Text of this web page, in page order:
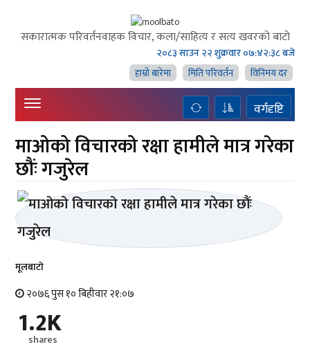
सकारात्मक परिवर्तनवाहक विचार, कला/साहित्य र सत्य खवरको बाटाे
२०८३ साउन २२ शुक्रवार०७:४२:३९ बजे
हाम्राे बारेमा
मिति परिवर्तन विनिमय दर
वर्गदृष्टि
माओको विचारको रक्षा हामीले मात्र गरेका
छौंः गजुरेल
मूलबाटाे
२०७६ पुस १० बिहीवार २१:०७
1.2K
shares